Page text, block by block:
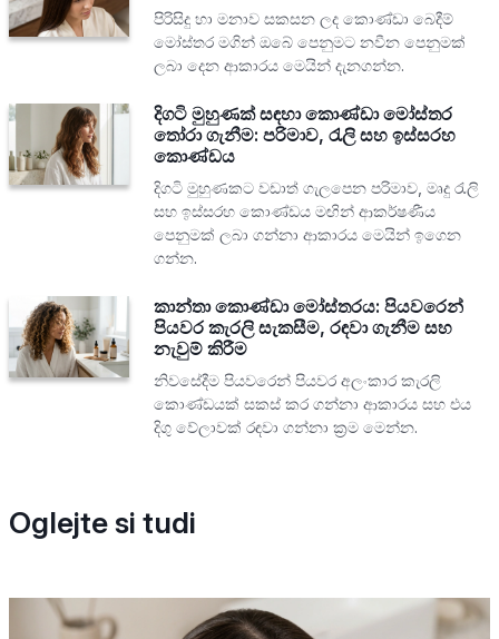
පිරිසිදු හා මනාව සකසන ලද කොණ්ඩා බෙදීම්
මෝස්තර මගින් ඔබේ පෙනුමට නවීන පෙනුමක්
ලබා දෙන ආකාරය මෙයින් දැනගන්න.
දිගටි මුහුණක් සඳහා කොණ්ඩා මෝස්තර
තෝරා ගැනීම: පරිමාව, රැලි සහ ඉස්සරහ
කොණ්ඩය
දිගටි මුහුණකට වඩාත් ගැලපෙන පරිමාව, මෘදු රැලි
සහ ඉස්සරහ කොණ්ඩය මඟින් ආකර්ෂණීය
පෙනුමක් ලබා ගන්නා ආකාරය මෙයින් ඉගෙන
ගන්න.
කාන්තා කොණ්ඩා මෝස්තරය: පියවරෙන්
පියවර කැරලි සැකසීම, රඳවා ගැනීම සහ
නැවුම් කිරීම
නිවසේදීම පියවරෙන් පියවර අලංකාර කැරලි
කොණ්ඩයක් සකස් කර ගන්නා ආකාරය සහ එය
දිගු වේලාවක් රඳවා ගන්නා ක්‍රම මෙන්න.
Oglejte si tudi